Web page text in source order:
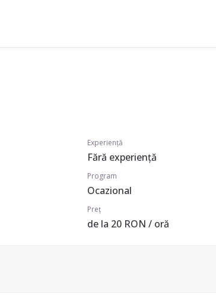
Experiență
Fără experiență
Program
Ocazional
Preț
de la 20 RON / oră